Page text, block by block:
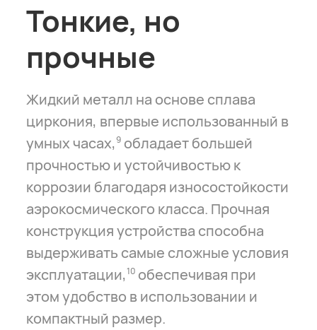
Тонкие, но
прочные
Жидкий металл на основе сплава
циркония, впервые использованный в
умных часах,9 обладает большей
прочностью и устойчивостью к
коррозии благодаря износостойкости
аэрокосмического класса. Прочная
конструкция устройства способна
выдерживать самые сложные условия
эксплуатации,10 обеспечивая при
этом удобство в использовании и
компактный размер.